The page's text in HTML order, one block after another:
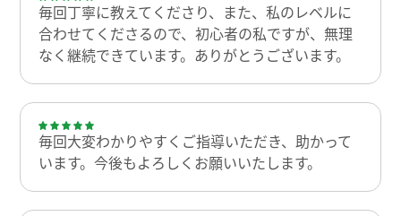
毎回丁寧に教えてくださり、また、私のレベルに
合わせてくださるので、初心者の私ですが、無理
なく継続できています。ありがとうございます。
毎回大変わかりやすくご指導いただき、助かって
います。今後もよろしくお願いいたします。